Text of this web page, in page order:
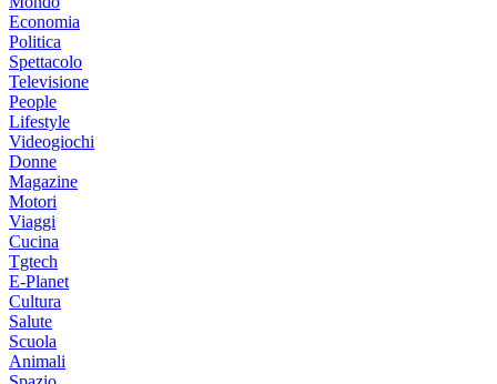
Economia
Politica
Spettacolo
Televisione
People
Lifestyle
Videogiochi
Donne
Magazine
Motori
Viaggi
Cucina
Tgtech
E-Planet
Cultura
Salute
Scuola
Animali